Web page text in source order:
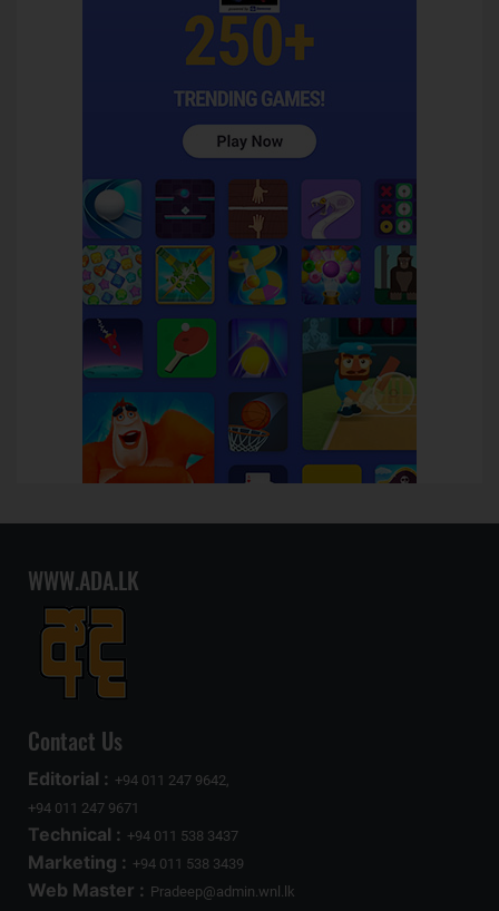
WWW.ADA.LK
Contact Us
Editorial : +94 011 247 9642,
+94 011 247 9671
Technical : +94 011 538 3437
Marketing : +94 011 538 3439
Web Master : Pradeep@admin.wnl.lk